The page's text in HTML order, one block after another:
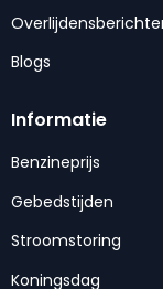
Blogs
Informatie
Benzineprijs
Gebedstijden
Stroomstoring
Koningsdag